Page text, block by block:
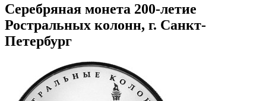
Серебряная монета 200-летие
Ростральных колонн, г. Санкт-
Петербург